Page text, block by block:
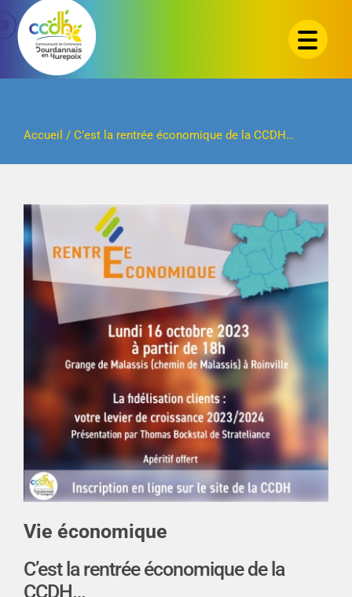
Passer
contenu
Accueil / C’est la rentrée économique de la CCDH…
Vie économique
C’est la rentrée économique de la
CCDH…